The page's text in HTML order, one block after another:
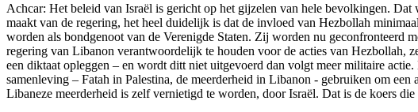
Achcar: Het beleid van Israël is gericht op het gijzelen van hele bevolkingen.
maakt van de regering, het heel duidelijk is dat de invloed van Hezbollah
worden als bondgenoot van de Verenigde Staten. Zij worden nu geconfronteerd
regering van Libanon verantwoordelijk te houden voor de acties van Hezbollah,
een diktaat opleggen – en wordt ditt niet uitgevoerd dan volgt meer militaire
samenleving – Fatah in Palestina, de meerderheid in Libanon - gebruiken om
Libaneze meerderheid is zelf vernietigd te worden, door Israël. Dat is de koers die